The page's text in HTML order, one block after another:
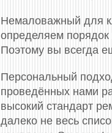
Немаловажный для
определяем порядок
Поэтому вы всегда
Персональный
проведённых нами
высокий стандарт
далеко не весь